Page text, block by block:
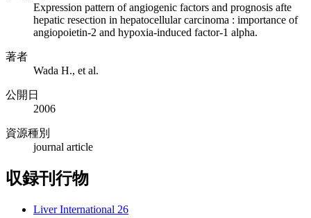
Expression pattern of angiogenic factors and prognosis afte
hepatic resection in hepatocellular carcinoma : importance of
angiopoietin-2 and hypoxia-induced factor-1 alpha.
著者
Wada H., et al.
公開日
2006
資源種別
journal article
収録刊行物
Liver International 26